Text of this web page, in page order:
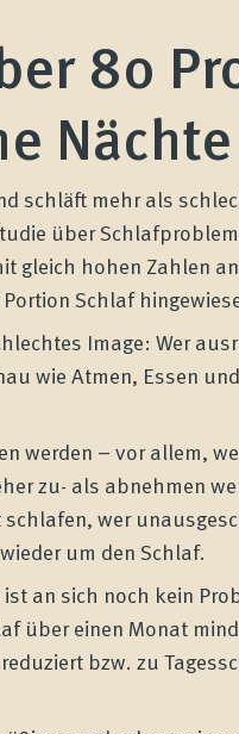
80
Nächte
schläft mehr als
über
gleich hohen Zahlen
Schlaf
Image: Wer
wie Atmen, Essen
werden – vor allem,
zu- als abnehmen
wer
um den Schlaf.
an sich noch kein
über einen Monat
bzw. zu